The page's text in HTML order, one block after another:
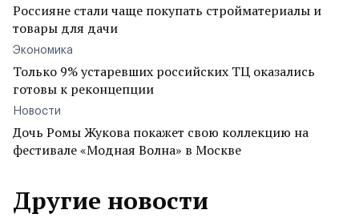
Россияне стали чаще покупать стройматериалы и
товары для дачи
Экономика
Только 9% устаревших российских ТЦ оказались
готовы к реконцепции
Новости
Дочь Ромы Жукова покажет свою коллекцию на
фестивале «Модная Волна» в Москве
Другие новости